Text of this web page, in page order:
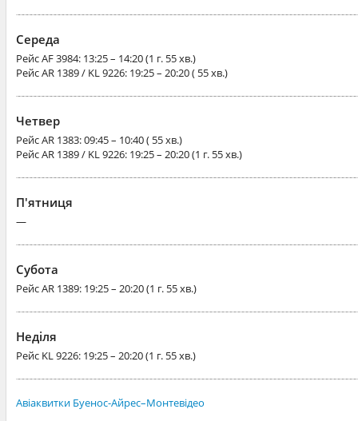
Середа
РейсAF 3984: 13:25 – 14:20 (1 г. 55 хв.)
РейсAR 1389 / KL 9226: 19:25 – 20:20 ( 55 хв.)
Четвер
РейсAR 1383: 09:45 – 10:40 ( 55 хв.)
РейсAR 1389 / KL 9226: 19:25 – 20:20 (1 г. 55 хв.)
П'ятниця
—
Субота
РейсAR 1389: 19:25 – 20:20 (1 г. 55 хв.)
Неділя
Рейс KL 9226: 19:25 – 20:20 (1 г. 55 хв.)
Авіаквитки Буенос-Айрес–Монтевідео